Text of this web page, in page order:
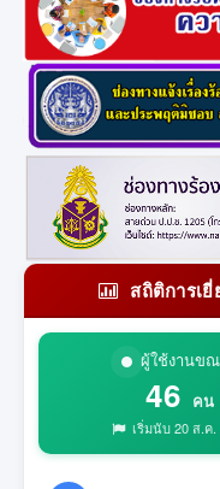
สถิติการเ
ผู้ใช้งานข
46 คน
เริ่มนับ 20 ส.ค.